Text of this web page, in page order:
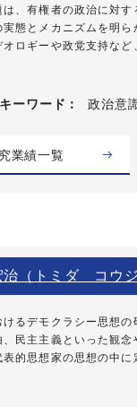
、有権者の政治に対
態とメカニズムを明
オロギーや政党支持な
キーワード 政治意
業績一覧
（トミダ コウジ
るデモクラシー思想
、民主主義といった観
表的思想家の思想の中